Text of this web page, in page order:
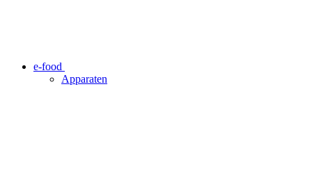
e-food
Apparaten